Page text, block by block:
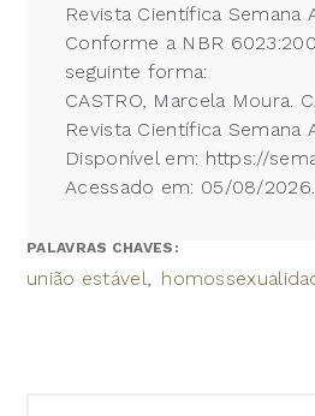
Revista Científica Semana
Conforme a NBR
seguinte forma:
CASTRO, Marcela Moura.
Revista Científica Semana
Disponível em: https://
Acessado em: 05/08/2026.
PALAVRAS CHAVES:
união estável